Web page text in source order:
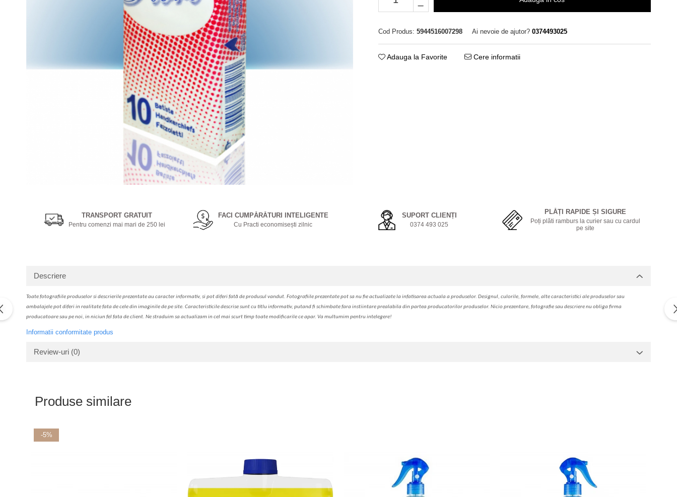
Solutie de indepartat rugina si
Tratament pentru par, conditioner
pentru par, masca de par
Facebook
Cod Produs: 5944516007298 Ai nevoie de ajutor? 0374493025
Adauga la Favorite Cere informatii
TRANSPORT GRATUIT
Pentru comenzi mai mari de 250 lei
FACI CUMPĂRĂTURI INTELIGENTE
Cu Practi economisești zilnic
SUPORT CLIENȚI
0374 493 025
PLĂȚI RAPIDE ȘI SIGURE
Poți plăti ramburs la curier sau cu cardul
pe site
Descriere
Toate fotografiile produselorsidescrierileprezentate au caracter informativ, si pot diferi fată de produsul vandut. Fotografiile prezentate pot sa nu fie actualizate la infatisarea actuala a produselor. Designul, culorile, formele, alte caracteristici ale produselor sau
ambalajele pot diferi in realitate fata de cele din imaginile de pe site. Caracteristicile descrise sunt cu titlu informativ, putand fi schimbate fara instiintare prealabila din partea producatorilor produselor. Nicio prezentare, fotografie sau descriere nu obliga firma
producatoare sau pe noi, in niciun fel fata de client. Ne straduim sa actualizam in cel mai scurt timp toate modificarile ce apar. Va multumim pentru intelegere!
Informatii conformitate produs
Review-uri (0)
Produse similare
-5%